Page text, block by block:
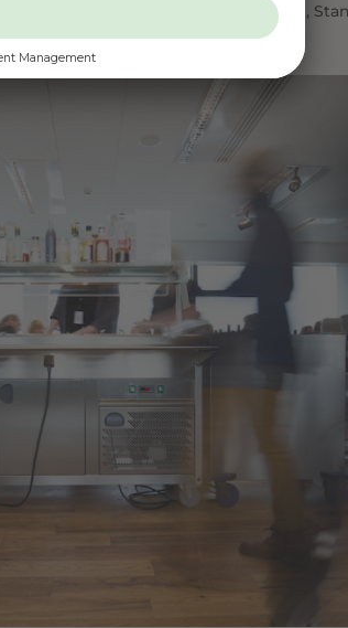
Teams mit bis zu 300 Mitarbeitenden,
suchen.